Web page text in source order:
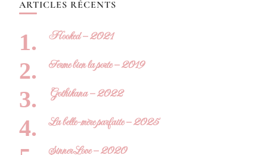
ARTICLES RÉCENTS
Hooked – 2021
Ferme bien la porte – 2019
Gothikana – 2022
La belle-mère parfaite – 2025
Sinner Love – 2020